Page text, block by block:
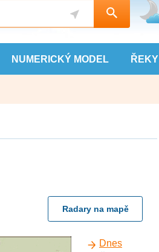
NUMERICKÝ MODEL ŘEKY
Radary na mapě
Dnes